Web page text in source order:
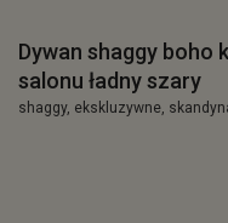
Dywan shaggy boho
salonu ładny szary
shaggy, ekskluzywne,